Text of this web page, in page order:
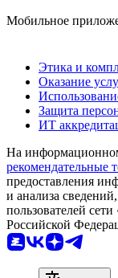
Мобильное
Этика и
Оказание
Защита
ИТ
На
рекомендательные
предоставления
и анализа
пользователей
Российской